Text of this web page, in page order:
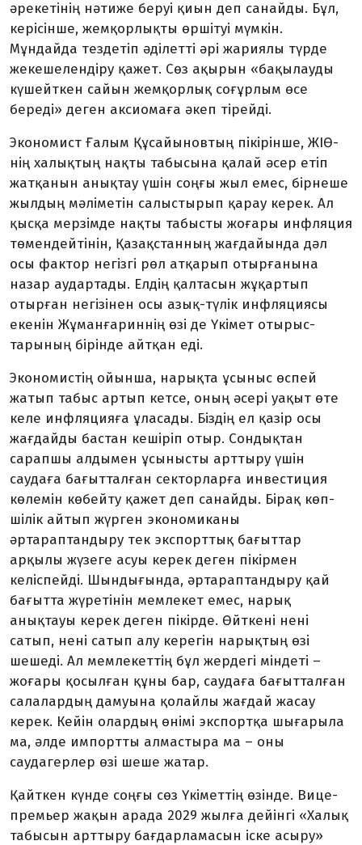
әрекеті­нің нәтиже беруі қиын деп сана­й­­ды. Бұл,
керісінше, жем­қор­лықты өршітуі мүмкін.
Мұндайда тездетіп әділетті әрі жариялы түрде
жекешелендіру қажет. Сөз ақырын «бақылауды
күшейткен сайын жемқорлық соғұрлым өсе
береді» деген аксиомаға әкеп тірейді.
Экономист Ғалым Құсай­ынов­тың пікірінше, ЖІӨ-
нің халықтың нақты табы­сына қалай әсер етіп
жатқанын анықтау үшін соңғы жыл емес, бірнеше
жылдың мәліметін сал­ыс­тырып қарау керек. Ал
қысқа мерзімде нақты табысты жоғары инфляция
төм­ендейтінін, Қазақ­станның жағ­дайында дәл
осы фактор негізгі рөл атқарып отыр­ғанына
назар аудартады. Елдің қалтасын жұқар­тып
отырған негізінен осы азық-түлік инфля­циясы
екенін Жұман­ғариннің өзі де Үкімет отыр­ыс­
тарының бірінде айтқан еді.
Экономистің ойынша, нарық­та ұсыныс өспей
жатып табыс артып кетсе, оның әсері уақыт өте
келе инфляцияға ұласады. Біздің ел қазір осы
жағдайды бастан кешіріп отыр. Сондықтан
сарап­шы алдымен ұсынысты арттыру үшін
саудаға бағытталған сек­тор­ларға инвестиция
көлемін көбей­ту қажет деп санайды. Бірақ көп­
шілік айтып жүрген экономиканы
әртараптандыру тек экспорттық бағыттар
арқылы жүзеге асуы керек деген пікірмен
келіспейді. Шындығында, әртараптандыру қай
бағытта жүретінін мемлекет емес, нарық
анықтауы керек деген пікірде. Өйткені нені
сатып, нені са­тып алу керегін нарықтың өзі
шешеді. Ал мемлекеттің бұл жердегі міндеті –
жоғары қосыл­ған құны бар, саудаға бағытталған
салалардың дамуына қолайлы жағдай жасау
керек. Кейін олар­дың өнімі экспортқа шығарыла
ма, әлде импортты алмастыра ма – оны
саудагерлер өзі шеше жатар.
Қайткен күнде соңғы сөз Үкі­меттің өзінде. Вице-
премьер жақын арада 2029 жылға дейінгі «Халық
табысын арттыру бағдар­ламасын іске асыру»